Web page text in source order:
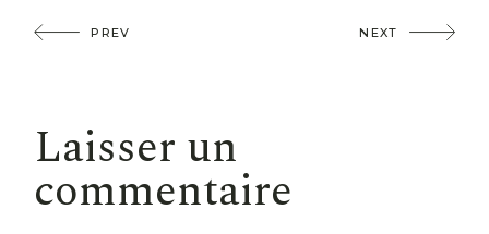
PREV NEXT
Laisser un
commentaire